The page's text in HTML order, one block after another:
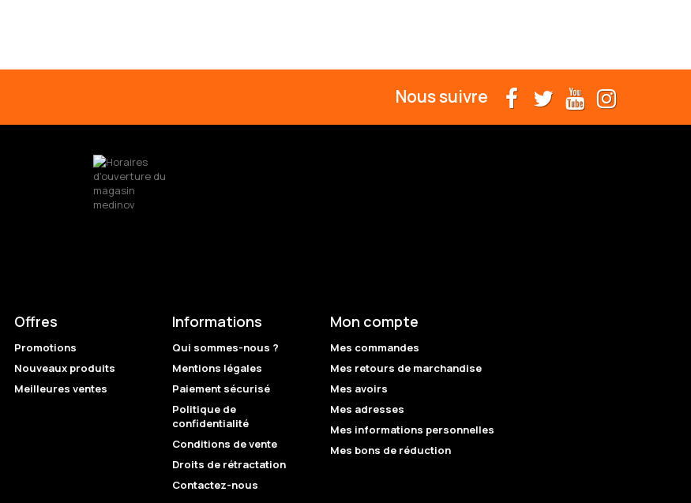
Nous suivre
Offres
Promotions
Nouveaux produits
Meilleures ventes
Informations
Qui sommes-nous ?
Mentions légales
Paiement sécurisé
Politique de
confidentialité
Conditions de vente
Droits de rétractation
Contactez-nous
Mon compte
Mes commandes
Mes retours de marchandise
Mes avoirs
Mes adresses
Mes informations personnelles
Mes bons de réduction